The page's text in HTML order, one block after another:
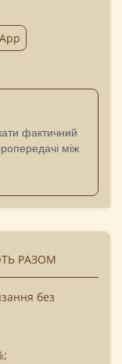
фактичний
між
РАЗОМ
без